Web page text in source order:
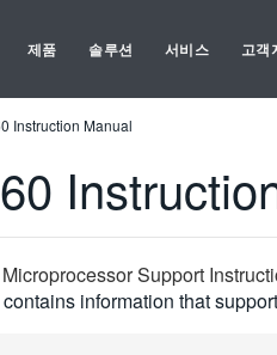
제품 솔루션 서비스 고객
Instruction Manual
Support
information that